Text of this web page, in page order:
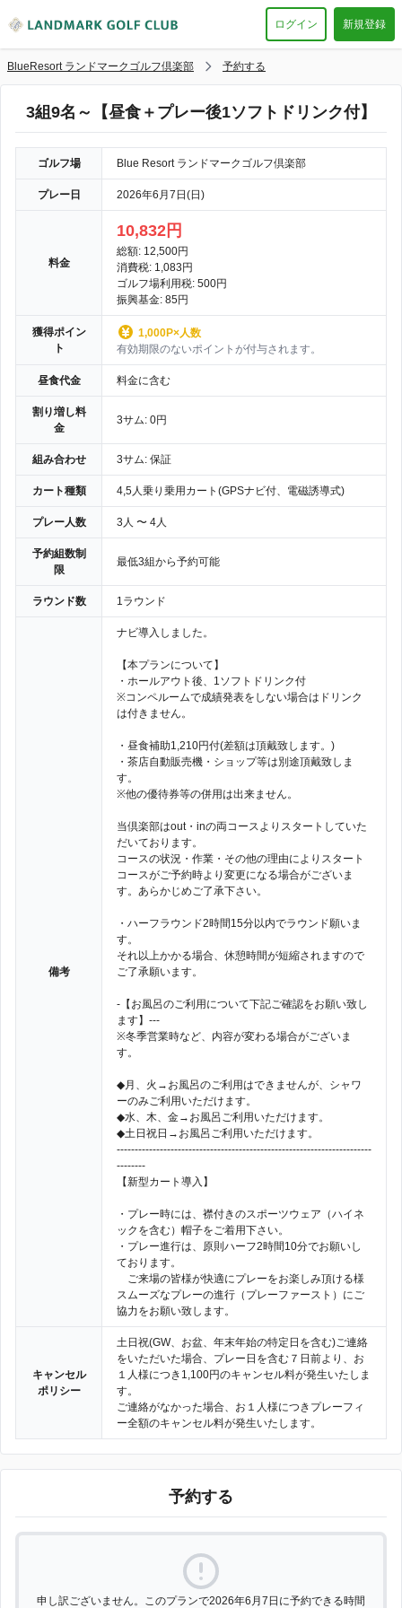
ログイン 新規登録
BlueResort ランドマークゴルフ倶楽部 予約する
3組9名～【昼食＋プレー後1ソフトドリンク付】
ゴルフ場 Blue Resort ランドマークゴルフ倶楽部
プレー日 2026年6月7日(日)
料金
10,832円
総額: 12,500円
消費税: 1,083円
ゴルフ場利用税: 500円
振興基金: 85円
獲得ポイン
ト
1,000P×人数
有効期限のないポイントが付与されます。
昼食代金 料金に含む
割り増し料
金
3サム: 0円
組み合わせ 3サム: 保証
カート種類 4,5人乗り乗用カート(GPSナビ付、電磁誘導式)
プレー人数 3人 〜 4人
予約組数制
限
最低3組から予約可能
ラウンド数 1ラウンド
備考
ナビ導入しました。
【本プランについて】
・ホールアウト後、1ソフトドリンク付
※コンペルームで成績発表をしない場合はドリンク
は付きません。
・昼食補助1,210円付(差額は頂戴致します。)
・茶店自動販売機・ショップ等は別途頂戴致しま
す。
※他の優待券等の併用は出来ません。
当倶楽部はout・inの両コースよりスタートしていた
だいております。
コースの状況・作業・その他の理由によりスタート
コースがご予約時より変更になる場合がございま
す。あらかじめご了承下さい。
・ハーフラウンド2時間15分以内でラウンド願いま
す。
それ以上かかる場合、休憩時間が短縮されますので
ご了承願います。
-【お風呂のご利用について下記ご確認をお願い致し
ます】---
※冬季営業時など、内容が変わる場合がございま
す。
◆月、火→お風呂のご利用はできませんが、シャワ
ーのみご利用いただけます。
◆水、木、金→お風呂ご利用いただけます。
◆土日祝日→お風呂ご利用いただけます。
-----------------------------------------------------------------------
--------
【新型カート導入】
・プレー時には、襟付きのスポーツウェア（ハイネ
ックを含む）帽子をご着用下さい。
・プレー進行は、原則ハーフ2時間10分でお願いし
ております。
ご来場の皆様が快適にプレーをお楽しみ頂ける様
スムーズなプレーの進行（プレーファースト）にご
協力をお願い致します。
キャンセル
ポリシー
土日祝(GW、お盆、年末年始の特定日を含む)ご連絡
をいただいた場合、プレー日を含む７日前より、お
１人様につき1,100円のキャンセル料が発生いたしま
す。
ご連絡がなかった場合、お１人様につきプレーフィ
ー全額のキャンセル料が発生いたします。
予約する
申し訳ございません。このプランで2026年6月7日に予約できる時間